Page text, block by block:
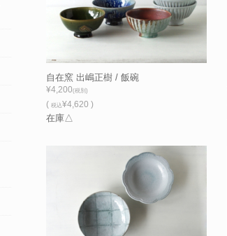
自在窯 出嶋正樹 / 飯碗
¥4,200(税別)
( 税込¥4,620 )
在庫△